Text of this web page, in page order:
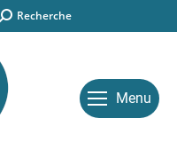
Search:Recherche
Menu